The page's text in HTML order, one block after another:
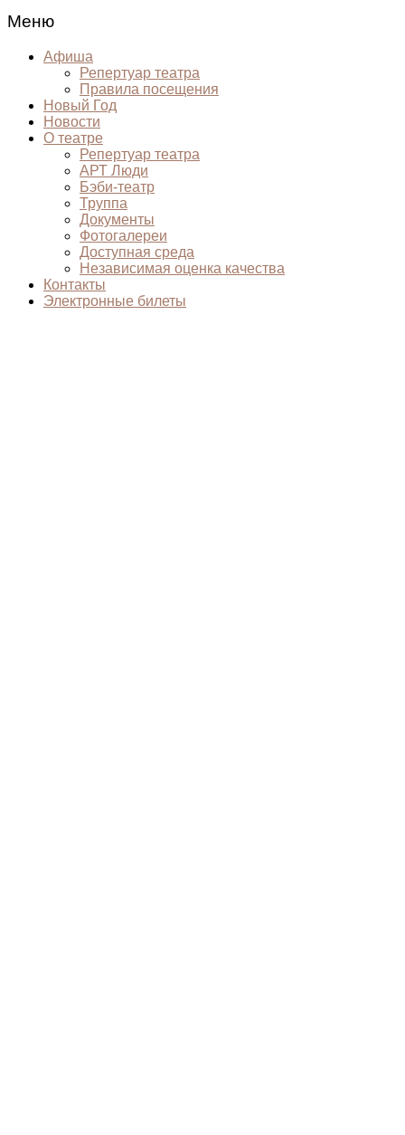
Меню
Афиша
Репертуар театра
Правила посещения
Новый Год
Новости
О театре
Репертуар театра
АРТ Люди
Бэби-театр
Труппа
Документы
Фотогалереи
Доступная среда
Независимая оценка качества
Контакты
Электронные билеты